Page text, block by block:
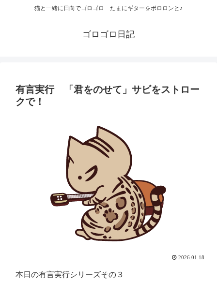
猫と一緒に日向でゴロゴロ たまにギターをポロロンと♪
ゴロゴロ日記
有言実行 「君をのせて」サビをストロー
クで！
2026.01.18
本日の有言実行シリーズその３